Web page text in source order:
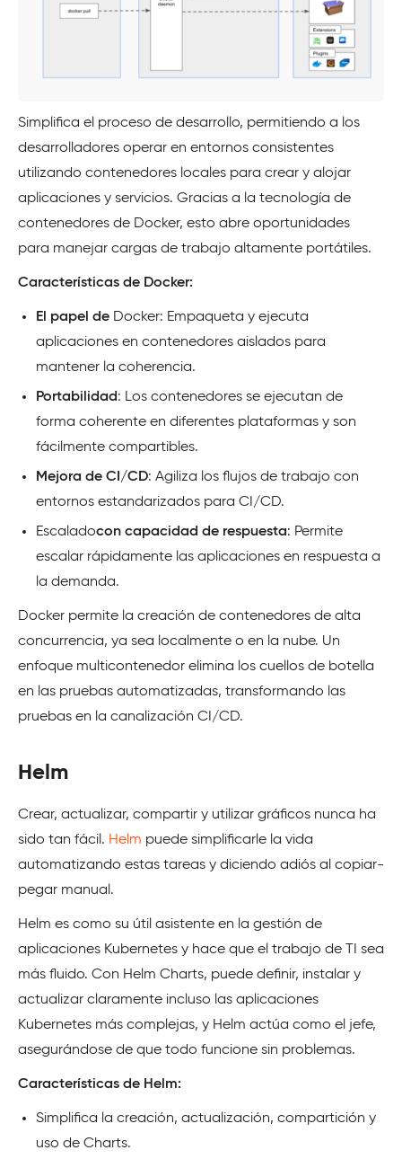
Simplifica el proceso de desarrollo, permitiendo a los
desarrolladores operar en entornos consistentes
utilizando contenedores locales para crear y alojar
aplicaciones y servicios. Gracias a la tecnología de
contenedores de Docker, esto abre oportunidades
para manejar cargas de trabajo altamente portátiles.
Características de Docker:
El papel de Docker: Empaqueta y ejecuta
aplicaciones en contenedores aislados para
mantener la coherencia.
Portabilidad: Los contenedores se ejecutan de
forma coherente en diferentes plataformas y son
fácilmente compartibles.
Mejora de CI/CD: Agiliza los flujos de trabajo con
entornos estandarizados para CI/CD.
Escaladocon capacidad de respuesta: Permite
escalar rápidamente las aplicaciones en respuesta a
la demanda.
Docker permite la creación de contenedores de alta
concurrencia, ya sea localmente o en la nube. Un
enfoque multicontenedor elimina los cuellos de botella
en las pruebas automatizadas, transformando las
pruebas en la canalización CI/CD.
Helm
Crear, actualizar, compartir y utilizar gráficos nunca ha
sido tan fácil. Helm puede simplificarle la vida
automatizando estas tareas y diciendo adiós al copiar-
pegar manual.
Helm es como su útil asistente en la gestión de
aplicaciones Kubernetes y hace que el trabajo de TI sea
más fluido. Con Helm Charts, puede definir, instalar y
actualizar claramente incluso las aplicaciones
Kubernetes más complejas, y Helm actúa como el jefe,
asegurándose de que todo funcione sin problemas.
Características de Helm:
Simplifica la creación, actualización, compartición y
uso de Charts.